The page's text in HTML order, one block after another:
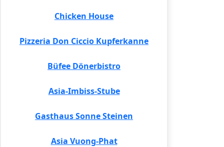
Chicken House
Pizzeria Don Ciccio Kupferkanne
Büfee Dönerbistro
Asia-Imbiss-Stube
Gasthaus Sonne Steinen
Asia Vuong-Phat